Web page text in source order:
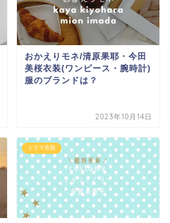
おかえりモネ/清原果耶・今田
美桜衣装(ワンピース・腕時計)
服のブランドは？
2023年10月14日
ドラマ衣装